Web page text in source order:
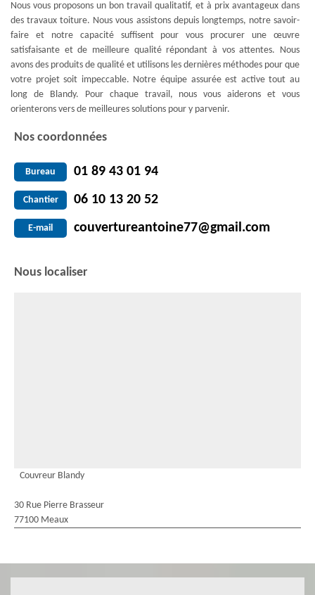
Nous vous proposons un bon travail qualitatif, et à prix avantageux dans
des travaux toiture. Nous vous assistons depuis longtemps, notre savoir-
faire et notre capacité suffisent pour vous procurer une œuvre
satisfaisante et de meilleure qualité répondant à vos attentes. Nous
avons des produits de qualité et utilisons les dernières méthodes pour que
votre projet soit impeccable. Notre équipe assurée est active tout au
long de Blandy. Pour chaque travail, nous vous aiderons et vous
orienterons vers de meilleures solutions pour y parvenir.
Nos coordonnées
Bureau 01 89 43 01 94
Chantier 06 10 13 20 52
E-mail couvertureantoine77@gmail.com
Nous localiser
Couvreur Blandy
30 Rue Pierre Brasseur
77100 Meaux